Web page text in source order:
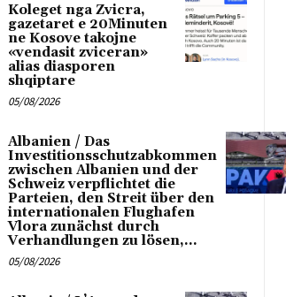
Koleget nga Zvicra,
gazetaret e 20Minuten
ne Kosove takojne
«vendasit zviceran»
alias diasporen
shqiptare
05/08/2026
Albanien / Das
Investitionsschutzabkommen
zwischen Albanien und der
Schweiz verpflichtet die
Parteien, den Streit über den
internationalen Flughafen
Vlora zunächst durch
Verhandlungen zu lösen,...
05/08/2026